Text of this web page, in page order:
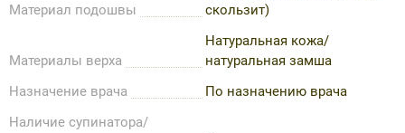
Материал подошвы
скользит)
Материалы верха
Натуральная кожа/
натуральная замша
Назначение врача
По назначению врача
Наличие супинатора/